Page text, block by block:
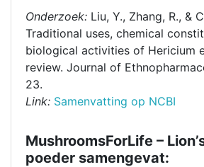
Onderzoek: Liu, Y., Zhang, R., &
Traditional uses, chemical
biological activities of Hericium
review. Journal of
23.
Link: Samenvatting op NCBI
MushroomsForLife –
poeder samengevat: